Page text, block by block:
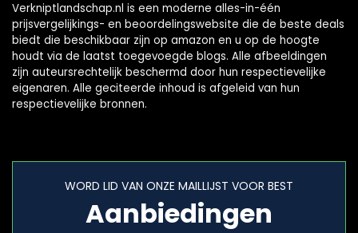
Verkniptlandschap.nl is een moderne alles-in-één
prijsvergelijkings- en beoordelingswebsite die de beste deals
biedt die beschikbaar zijn op amazon en u op de hoogte
houdt via de laatst toegevoegde blogs. Alle afbeeldingen
zijn auteursrechtelijk beschermd door hun respectievelijke
eigenaren. Alle geciteerde inhoud is afgeleid van hun
respectievelijke bronnen.
WORD LID VAN ONZE MAILLIJST VOOR BEST
Aanbiedingen